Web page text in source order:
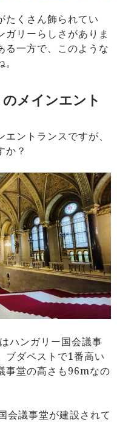
たくさん飾られてい
リーらしさがありま
る一方で、このような
メインエント
ントランスですが、
か？
ハンガリー国会議事
ブダペストで1番高い
事堂の高さも96mなの
会議事堂が建設されて